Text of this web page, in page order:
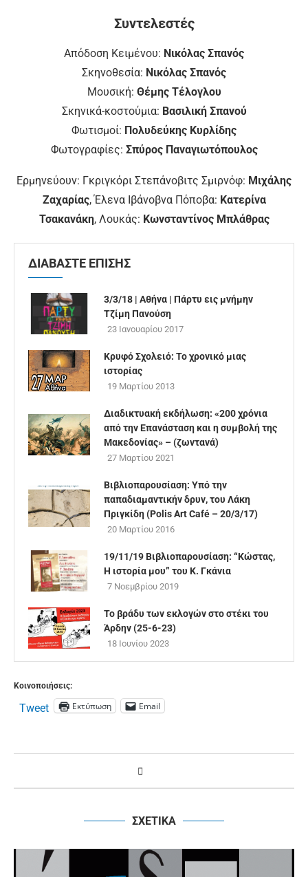
Συντελεστές
Απόδοση Κειμένου: Νικόλας Σπανός
Σκηνοθεσία: Νικόλας Σπανός
Μουσική: Θέμης Τέλογλου
Σκηνικά-κοστούμια: Βασιλική Σπανού
Φωτισμοί: Πολυδεύκης Κυρλίδης
Φωτογραφίες: Σπύρος Παναγιωτόπουλος
Ερμηνεύουν: Γκριγκόρι Στεπάνοβιτς Σμιρνόφ: Μιχάλης
Ζαχαρίας, Έλενα Ιβάνοβνα Πόποβα: Κατερίνα
Τσακανάκη, Λουκάς: Κωνσταντίνος Μπλάθρας
ΔΙΑΒΑΣΤΕ ΕΠΙΣΗΣ
3/3/18 | Αθήνα | Πάρτυ εις μνήμην
Τζίμη Πανούση
23 Ιανουαρίου 2017
Κρυφό Σχολειό: Το χρονικό μιας
ιστορίας
19 Μαρτίου 2013
Διαδικτυακή εκδήλωση: «200 χρόνια
από την Επανάσταση και η συμβολή της
Μακεδονίας» – (ζωντανά)
27 Μαρτίου 2021
Βιβλιοπαρουσίαση: Υπό την
παπαδιαμαντικήν δρυν, του Λάκη
Πριγκίδη (Polis Art Café – 20/3/17)
20 Μαρτίου 2016
19/11/19 Βιβλιοπαρουσίαση: “Κώστας,
Η ιστορία μου” του Κ. Γκάνια
7 Νοεμβρίου 2019
Το βράδυ των εκλογών στο στέκι του
Άρδην (25-6-23)
18 Ιουνίου 2023
Κοινοποιήσεις:
Tweet Εκτύπωση Email
ΣΧΕΤΙΚΑ